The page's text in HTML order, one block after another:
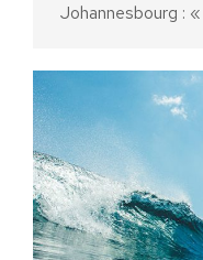
Johannesbourg :